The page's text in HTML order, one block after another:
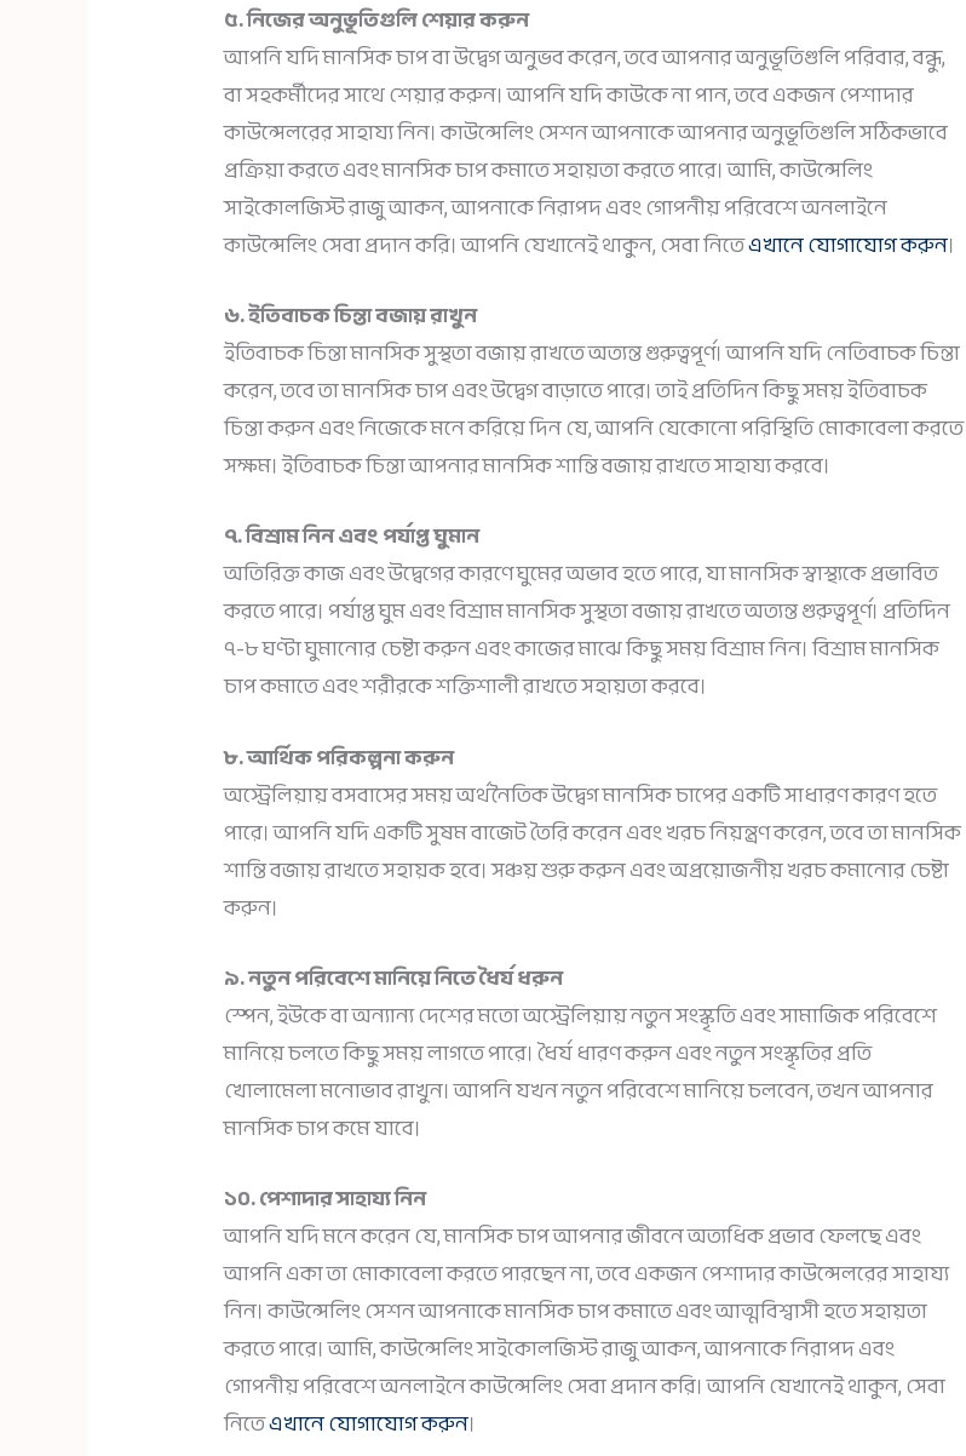
৫. নিজের অনুভূতিগুলি শেয়ার করুন
আপনি যদি মানসিক চাপ বা উদ্বেগ অনুভব করেন, তবে আপনার অনুভূতিগুলি পরিবার, বন্ধু,
বা সহকর্মীদের সাথে শেয়ার করুন। আপনি যদি কাউকে না পান, তবে একজন পেশাদার
কাউন্সেলরের সাহায্য নিন। কাউন্সেলিং সেশন আপনাকে আপনার অনুভূতিগুলি সঠিকভাবে
প্রক্রিয়া করতে এবং মানসিক চাপ কমাতে সহায়তা করতে পারে। আমি, কাউন্সেলিং
সাইকোলজিস্ট রাজু আকন, আপনাকে নিরাপদ এবং গোপনীয় পরিবেশে অনলাইনে
কাউন্সেলিং সেবা প্রদান করি। আপনি যেখানেই থাকুন, সেবা নিতেএখানে যোগাযোগ করুন।
৬. ইতিবাচক চিন্তা বজায় রাখুন
ইতিবাচক চিন্তা মানসিক সুস্থতা বজায় রাখতে অত্যন্ত গুরুত্বপূর্ণ। আপনি যদি নেতিবাচক চিন্তা
করেন, তবে তা মানসিক চাপ এবং উদ্বেগ বাড়াতে পারে। তাই প্রতিদিন কিছু সময় ইতিবাচক
চিন্তা করুন এবং নিজেকে মনে করিয়ে দিন যে, আপনি যেকোনো পরিস্থিতি মোকাবেলা করতে
সক্ষম। ইতিবাচক চিন্তা আপনার মানসিক শান্তি বজায় রাখতে সাহায্য করবে।
৭. বিশ্রাম নিন এবং পর্যাপ্ত ঘুমান
অতিরিক্ত কাজ এবং উদ্বেগের কারণে ঘুমের অভাব হতে পারে, যা মানসিক স্বাস্থ্যকে প্রভাবিত
করতে পারে। পর্যাপ্ত ঘুম এবং বিশ্রাম মানসিক সুস্থতা বজায় রাখতে অত্যন্ত গুরুত্বপূর্ণ। প্রতিদিন
৭-৮ ঘণ্টা ঘুমানোর চেষ্টা করুন এবং কাজের মাঝে কিছু সময় বিশ্রাম নিন। বিশ্রাম মানসিক
চাপ কমাতে এবং শরীরকে শক্তিশালী রাখতে সহায়তা করবে।
৮. আর্থিক পরিকল্পনা করুন
অস্ট্রেলিয়ায় বসবাসের সময় অর্থনৈতিক উদ্বেগ মানসিক চাপের একটি সাধারণ কারণ হতে
পারে। আপনি যদি একটি সুষম বাজেট তৈরি করেন এবং খরচ নিয়ন্ত্রণ করেন, তবে তা মানসিক
শান্তি বজায় রাখতে সহায়ক হবে। সঞ্চয় শুরু করুন এবং অপ্রয়োজনীয় খরচ কমানোর চেষ্টা
করুন।
৯. নতুন পরিবেশে মানিয়ে নিতে ধৈর্য ধরুন
স্পেন, ইউকে বা অন্যান্য দেশের মতো অস্ট্রেলিয়ায় নতুন সংস্কৃতি এবং সামাজিক পরিবেশে
মানিয়ে চলতে কিছু সময় লাগতে পারে। ধৈর্য ধারণ করুন এবং নতুন সংস্কৃতির প্রতি
খোলামেলা মনোভাব রাখুন। আপনি যখন নতুন পরিবেশে মানিয়ে চলবেন, তখন আপনার
মানসিক চাপ কমে যাবে।
১০. পেশাদার সাহায্য নিন
আপনি যদি মনে করেন যে, মানসিক চাপ আপনার জীবনে অত্যধিক প্রভাব ফেলছে এবং
আপনি একা তা মোকাবেলা করতে পারছেন না, তবে একজন পেশাদার কাউন্সেলরের সাহায্য
নিন। কাউন্সেলিং সেশন আপনাকে মানসিক চাপ কমাতে এবং আত্মবিশ্বাসী হতে সহায়তা
করতে পারে। আমি, কাউন্সেলিং সাইকোলজিস্ট রাজু আকন, আপনাকে নিরাপদ এবং
গোপনীয় পরিবেশে অনলাইনে কাউন্সেলিং সেবা প্রদান করি। আপনি যেখানেই থাকুন, সেবা
নিতেএখানে যোগাযোগ করুন।